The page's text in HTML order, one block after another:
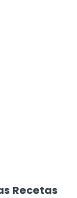
Recetas